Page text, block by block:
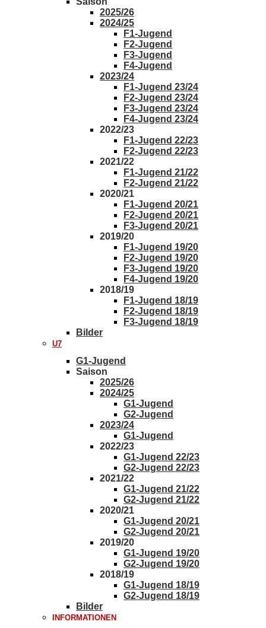
2025/26
2024/25
F1-Jugend
F2-Jugend
F3-Jugend
F4-Jugend
2023/24
F1-Jugend 23/24
F2-Jugend 23/24
F3-Jugend 23/24
F4-Jugend 23/24
2022/23
F1-Jugend 22/23
F2-Jugend 22/23
2021/22
F1-Jugend 21/22
F2-Jugend 21/22
2020/21
F1-Jugend 20/21
F2-Jugend 20/21
F3-Jugend 20/21
2019/20
F1-Jugend 19/20
F2-Jugend 19/20
F3-Jugend 19/20
F4-Jugend 19/20
2018/19
F1-Jugend 18/19
F2-Jugend 18/19
F3-Jugend 18/19
Bilder
U7
G1-Jugend
Saison
2025/26
2024/25
G1-Jugend
G2-Jugend
2023/24
G1-Jugend
2022/23
G1-Jugend 22/23
G2-Jugend 22/23
2021/22
G1-Jugend 21/22
G2-Jugend 21/22
2020/21
G1-Jugend 20/21
G2-Jugend 20/21
2019/20
G1-Jugend 19/20
G2-Jugend 19/20
2018/19
G1-Jugend 18/19
G2-Jugend 18/19
Bilder
INFORMATIONEN